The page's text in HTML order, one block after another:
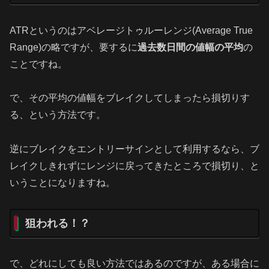
ATRというのはアベレージトゥルーレンジ(Average True
Range)の略ですが、要するに過去数日間の値幅の平均の
ことですね。
で、その平均の値幅をブレイクしてしまったら損切りす
る、という方法です。
逆にブレイクをエントリーサインとして利用するなら、ブ
レイクしきれずにレンジに戻ってきたところで損切り、と
いうことになりますね。
狙われる！？
で、どれにしても良い方法ではあるのですが、ある場合に